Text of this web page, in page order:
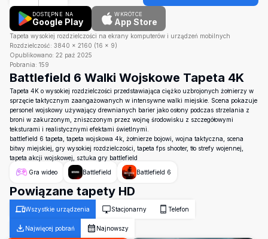
DOSTĘPNE NA
Google Play
WKRÓTCE
App Store
Tapeta wysokiej rozdzielczości na ekrany komputerów i urządzeń mobilnych
Rozdzielczość: 3840 × 2160 (16 × 9)
Opublikowano: 22 paź 2025
Pobrania: 159
Battlefield 6 Walki Wojskowe Tapeta 4K
Tapeta 4K o wysokiej rozdzielczości przedstawiająca ciężko uzbrojonych żołnierzy w
sprzęcie taktycznym zaangażowanych w intensywne walki miejskie. Scena pokazuje
personel wojskowy używający drewnianych barier jako osłony podczas strzelania z
broni w zakurzonym, zniszczonym przez wojnę środowisku z szczegółowymi
teksturami i realistycznymi efektami świetlnymi.
battlefield 6 tapeta, tapeta wojskowa 4k, żołnierze bojowi, wojna taktyczna, scena
bitwy miejskiej, gry wysokiej rozdzielczości, tapeta fps shooter, tło strefy wojennej,
tapeta akcji wojskowej, sztuka gry battlefield
Gra wideo
Battlefield Battlefield 6
Powiązane tapety HD
Wszystkie urządzenia Stacjonarny Telefon
Najwięcej pobrań Najnowszy